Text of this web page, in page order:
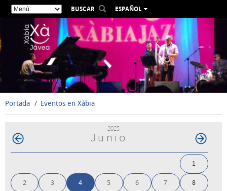
BUSCAR
ESPAÑOL
VALENCIÀ
ENGLISH
DEUTSCH
РУССКИЙ
Portada Eventos en Xàbia
2025
Junio
1
2 3 4 5 6 7 8